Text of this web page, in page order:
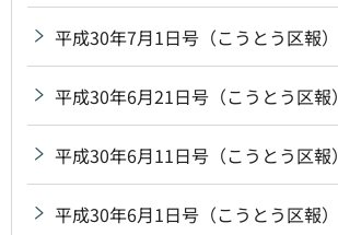
平成30年7月1日号（こうとう区報）
平成30年6月21日号（こうとう区報）
平成30年6月11日号（こうとう区報）
平成30年6月1日号（こうとう区報）